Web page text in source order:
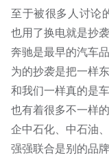
至于被很多人讨论
也用了换电就是抄
奔驰是最早的汽车
为的抄袭是把一样
和我们一样真的是
也有着很多不一样
企中石化、中石油
强强联合是别的品